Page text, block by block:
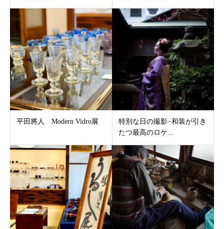
平田將人 Modern Vidro展
特別な日の撮影−和装が引き
たつ最高のロケ...